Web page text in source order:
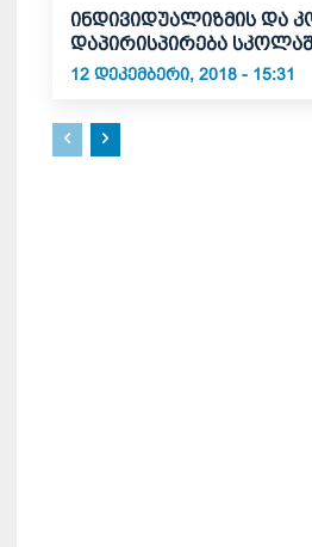
ინდივიდუალიზმის და
დაპირისპირება
12 ᲓᲔᲙᲔᲛᲑᲔᲠᲘ, 2018 - 15:31